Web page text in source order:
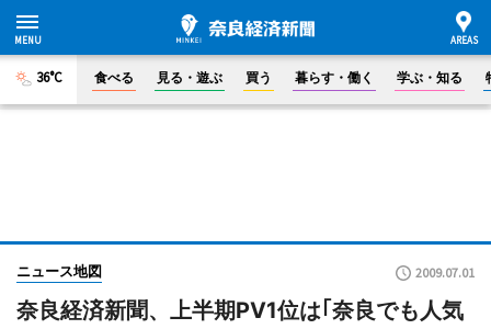
36°C 食べる 見る・遊ぶ 買う 暮らす・働く 学ぶ・知る
ニュース地図 2009.07.01
奈良経済新聞、上半期PV1位は｢奈良でも人気